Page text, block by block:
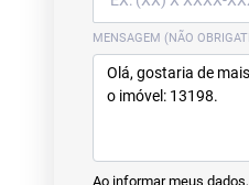
MENSAGEM (NÃO
Ao informar meus